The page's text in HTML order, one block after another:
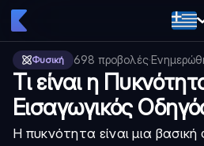
Φυσική 698 προβολές·
Τι είναι η
Εισαγωγικός
Η πυκνότητα είναι μια βασική